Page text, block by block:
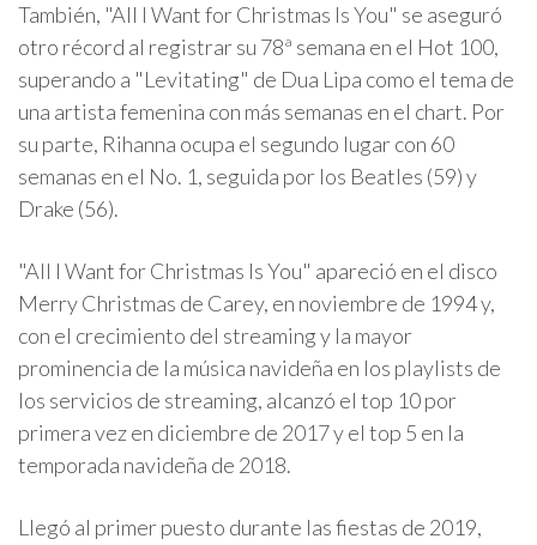
También, "All I Want for Christmas Is You" se aseguró
otro récord al registrar su 78ª semana en el Hot 100,
superando a "Levitating" de Dua Lipa como el tema de
una artista femenina con más semanas en el chart. Por
su parte, Rihanna ocupa el segundo lugar con 60
semanas en el No. 1, seguida por los Beatles (59) y
Drake (56).
"All I Want for Christmas Is You" apareció en el disco
Merry Christmas de Carey, en noviembre de 1994 y,
con el crecimiento del streaming y la mayor
prominencia de la música navideña en los playlists de
los servicios de streaming, alcanzó el top 10 por
primera vez en diciembre de 2017 y el top 5 en la
temporada navideña de 2018.
Llegó al primer puesto durante las fiestas de 2019,